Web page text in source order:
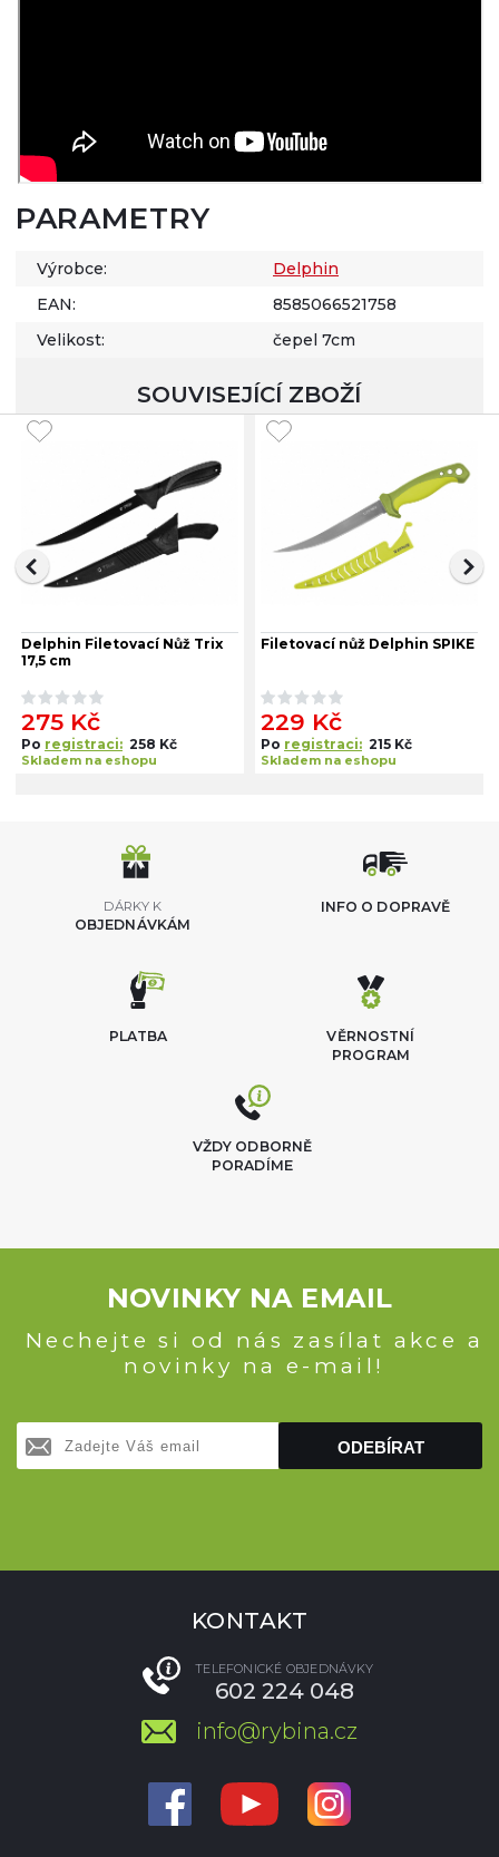
PARAMETRY
Výrobce:
Delphin
EAN:
8585066521758
Velikost:
čepel 7cm
SOUVISEJÍCÍ ZBOŽÍ
Delphin Filetovací Nůž Trix
17,5 cm
275 Kč
Po registraci: 258 Kč
Skladem na eshopu
Filetovací nůž Delphin SPIKE
229 Kč
Po registraci: 215 Kč
Skladem na eshopu
DÁRKY K
OBJEDNÁVKÁM
INFO O DOPRAVĚ
VĚRNOSTNÍ
PROGRAM
PLATBA
VŽDY ODBORNĚ
PORADÍME
NOVINKY NA EMAIL
Nechejte si od nás zasílat akce a
novinky na e-mail!
ODEBÍRAT
KONTAKT
TELEFONICKÉ OBJEDNÁVKY
602 224 048
info@rybina.cz